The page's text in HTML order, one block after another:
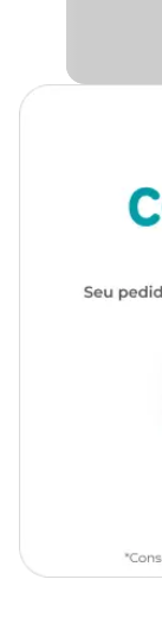
para tornar o
Só aqui na
site, app ou em
Medidas
Largura: 14 cm
As cores do